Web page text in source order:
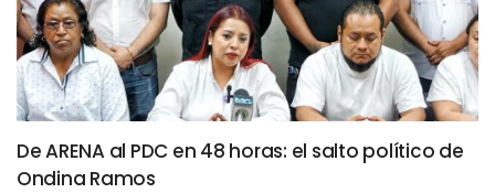
De ARENA al PDC en 48 horas: el salto político de
Ondina Ramos